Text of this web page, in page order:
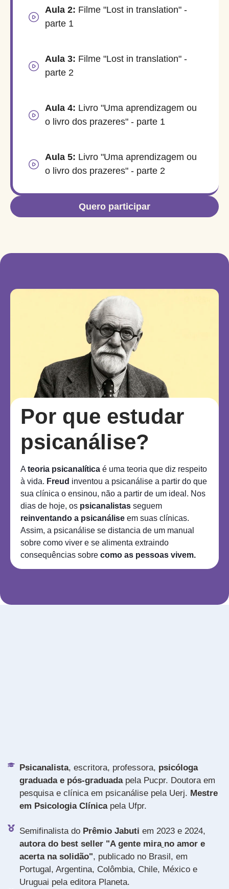
Aula 2: Filme "Lost in translation" -
parte 1
Aula 3: Filme "Lost in translation" -
parte 2
Aula 4: Livro "Uma aprendizagem ou
o livro dos prazeres" - parte 1
Aula 5: Livro "Uma aprendizagem ou
o livro dos prazeres" - parte 2
Quero participar
Por que estudar
psicanálise?
A teoria psicanalítica é uma teoria que diz respeito
à vida. Freud inventou a psicanálise a partir do que
sua clínica o ensinou, não a partir de um ideal. Nos
dias de hoje, os psicanalistas seguem
reinventando a psicanálise em suas clínicas.
Assim, a psicanálise se distancia de um manual
sobre como viver e se alimenta extraindo
consequências sobre como as pessoas vivem.
Psicanalista, escritora, professora, psicóloga
graduada e pós-graduadapela Pucpr. Doutora em
pesquisa e clínica em psicanálise pela Uerj. Mestre
em Psicologia Clínicapela Ufpr.
Semifinalista do Prêmio Jabuti em 2023 e 2024,
autora do best seller "A gente mira no amor e
acerta na solidão", publicado no Brasil, em
Portugal, Argentina, Colômbia, Chile, México e
Uruguai pela editora Planeta.